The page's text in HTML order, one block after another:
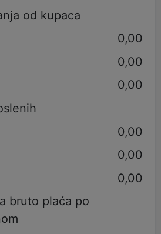
od kupaca
0,00
0,00
0,00
0,00
0,00
0,00
bruto plaća po